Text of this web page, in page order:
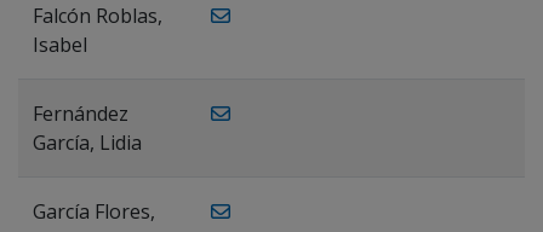
Falcón Roblas,
Isabel
Fernández
García, Lidia
García Flores,